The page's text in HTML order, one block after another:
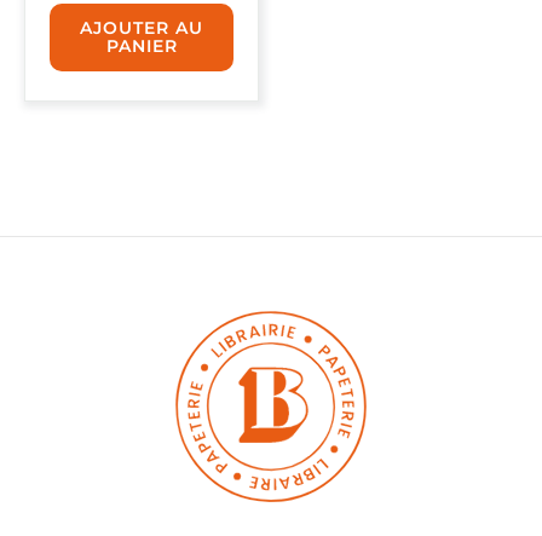
AJOUTER AU
PANIER